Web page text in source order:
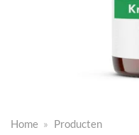
Home » Producten